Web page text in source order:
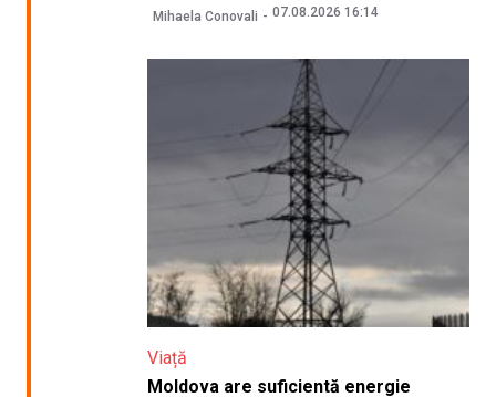
Mihaela Conovali 07.08.2026 16:14
Viață
Moldova are suficientă energie